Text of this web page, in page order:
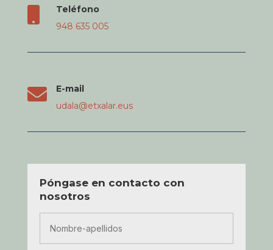
Teléfono
948 635 005

E-mail
udala@etxalar.eus
Póngase en contacto con
nosotros